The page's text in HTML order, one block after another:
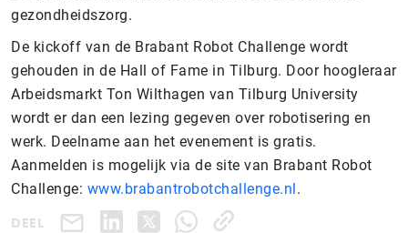
gezondheidszorg.
De kickoff van de Brabant Robot Challenge wordt
gehouden in de Hall of Fame in Tilburg. Door hoogleraar
Arbeidsmarkt Ton Wilthagen van Tilburg University
wordt er dan een lezing gegeven over robotisering en
werk. Deelname aan het evenement is gratis.
Aanmelden is mogelijk via de site van Brabant Robot
Challenge: www.brabantrobotchallenge.nl.
DEEL